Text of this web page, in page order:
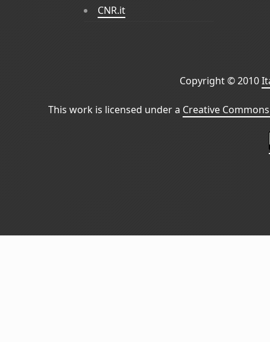
CNR.it
Copyright © 2010
This work is licensed under a Creative